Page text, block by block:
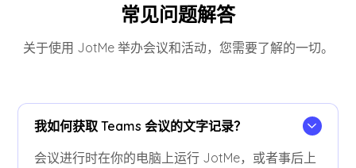
常见问题解答
关于使用 JotMe 举办会议和活动，您需要了解的一切。
我如何获取 Teams 会议的文字记录？
会议进行时在你的电脑上运行 JotMe，或者事后上